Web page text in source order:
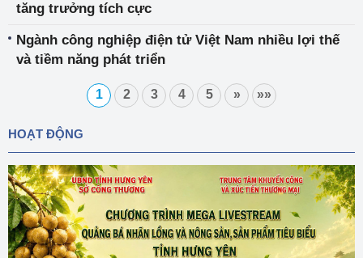
tăng trưởng tích cực
Ngành công nghiệp điện tử Việt Nam nhiều lợi thế
và tiềm năng phát triển
1 2 3 4 5 » »»
HOẠT ĐỘNG